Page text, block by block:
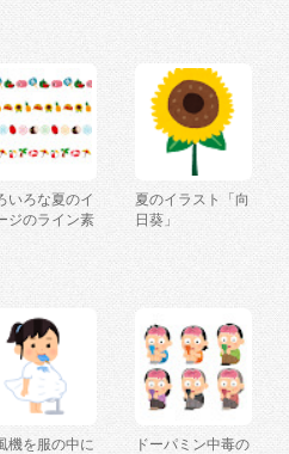
いろな夏のイ
ジのライン素
夏のイラスト「向
日葵」
機を服の中に
ドーパミン中毒の